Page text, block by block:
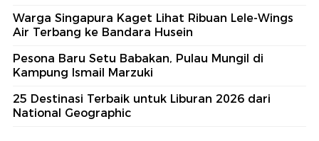
Warga Singapura Kaget Lihat Ribuan Lele-Wings
Air Terbang ke Bandara Husein
Pesona Baru Setu Babakan, Pulau Mungil di
Kampung Ismail Marzuki
25 Destinasi Terbaik untuk Liburan 2026 dari
National Geographic